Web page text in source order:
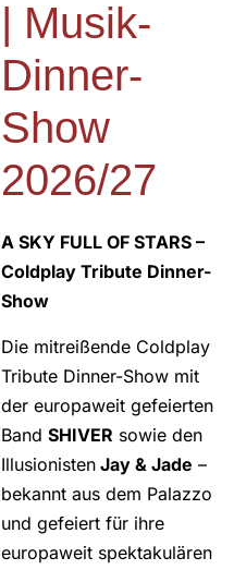
| Musik-
Dinner-
Show
2026/27
A SKY FULL OF STARS –
Coldplay Tribute Dinner-
Show
Die mitreißende Coldplay
Tribute Dinner-Show mit
der europaweit gefeierten
Band SHIVER sowie den
Illusionisten Jay & Jade –
bekannt aus dem Palazzo
und gefeiert für ihre
europaweit spektakulären